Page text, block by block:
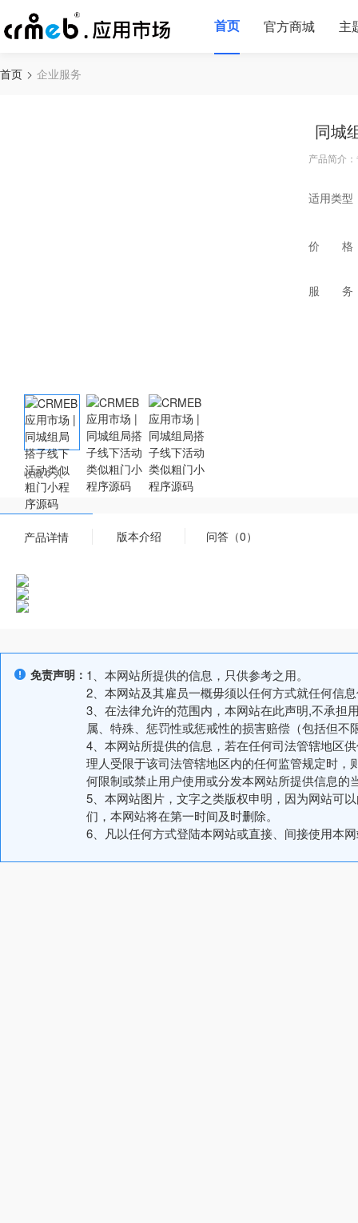
首页 官方商城 主
首页 企业服务
收藏 0 人
同城
产品简介
适用类型
价 格
服 务
产品详情 版本介绍 问答（0）
免责声明： 1、本网站所提供的信息，只供参考之用。
2、本网站及其雇员一概毋须以任何方式就任何信
3、在法律允许的范围内，本网站在此声明,不承担
属、特殊、惩罚性或惩戒性的损害赔偿（包括但
4、本网站所提供的信息，若在任何司法管辖地区
理人受限于该司法管辖地区内的任何监管规定时
何限制或禁止用户使用或分发本网站所提供信息的
5、本网站图片，文字之类版权申明，因为网站可
们，本网站将在第一时间及时删除。
6、凡以任何方式登陆本网站或直接、间接使用本